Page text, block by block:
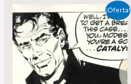
¡Oferta!
precio
original
era:
350,00 €.
precio
actual
es:
298,00 €.